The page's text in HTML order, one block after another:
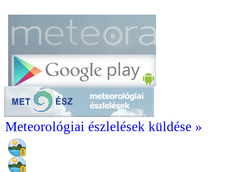
Meteorológiai észlelések küldése »